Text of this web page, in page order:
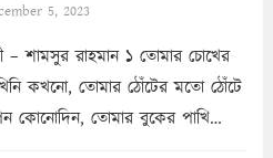
5, 2023
– শামসুর রাহমান ১ তোমার চোখের
কখনো, তোমার ঠোঁটের মতো ঠোঁটে
কোনোদিন, তোমার বুকের পাখি